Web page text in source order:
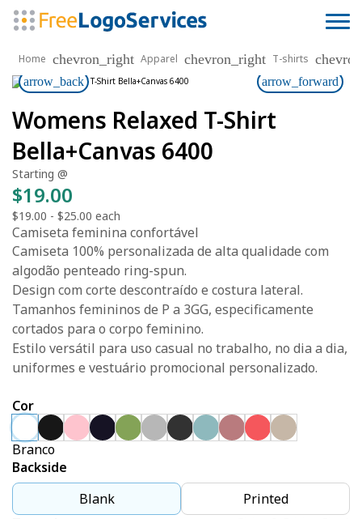
Home chevron_right Apparel chevron_right T-shirts
arrow_back arrow_forward
Womens Relaxed T-Shirt
Bella+Canvas 6400
Starting @
$19.00
$19.00 - $25.00 each
Camiseta feminina confortável
Camiseta 100% personalizada de alta qualidade com
algodão penteado ring-spun.
Design com corte descontraído e costura lateral.
Tamanhos femininos de P a 3GG, especificamente
cortados para o corpo feminino.
Estilo versátil para uso casual no trabalho, no dia a dia,
uniformes e vestuário promocional personalizado.
Cor
Branco
Backside
Blank
Printed